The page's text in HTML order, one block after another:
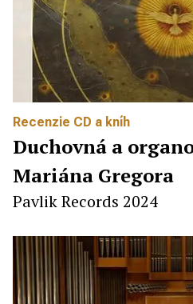
Recenzie CD a kníh
Duchovná a
Mariána Gregora
Pavlik Records 2024